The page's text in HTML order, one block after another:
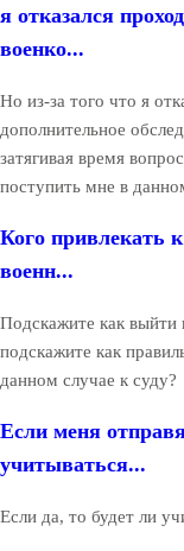
я отказался
военко...
Но из-за того что я
дополнительное
затягивая время
поступить мне в
Кого привлекать
военн...
Подскажите как выйти
подскажите как
данном случае к суду?
Если меня
учитываться...
Если да, то будет ли